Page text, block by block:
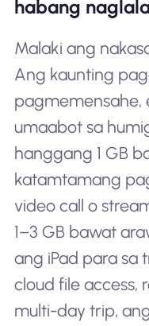
habang
Malaki ang
Ang kaunting
pagmemensahe,
umaabot sa
hanggang 1 GB
katamtamang
video call o
1–3 GB bawat
ang iPad para sa
cloud file access,
multi-day trip,